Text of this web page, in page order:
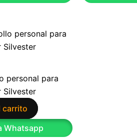
personal para
Silvester
carrito
Whatsapp